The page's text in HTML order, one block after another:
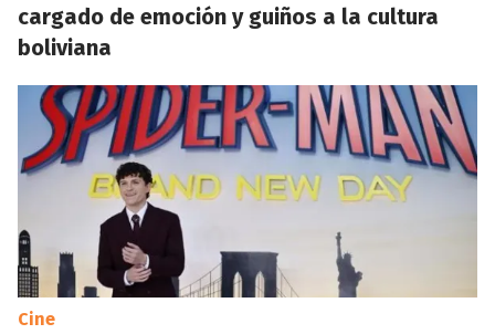
cargado de emoción y guiños a la cultura
boliviana
Cine